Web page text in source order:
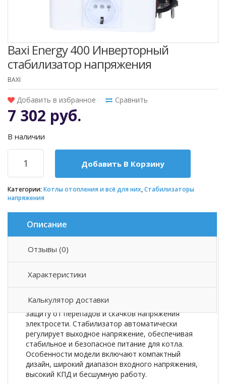
Baxi Energy 400 Инверторный
стабилизатор напряжения
BAXI
Добавить в избранное Сравнить
7 302 руб.
В наличии
Добавить В Корзину
Категории: Котлы отопления и всё для них,Стабилизаторы
напряжения
Описание
Отзывы (0)
Характеристики
Калькулятор доставки
Описание товара
оборудования и обеспечивает его надежную
защиту от перепадов и скачков напряжения
электросети. Стабилизатор автоматически
регулирует выходное напряжение, обеспечивая
стабильное и безопасное питание для котла.
Особенности модели включают компактный
дизайн, широкий диапазон входного напряжения,
высокий КПД и бесшумную работу.